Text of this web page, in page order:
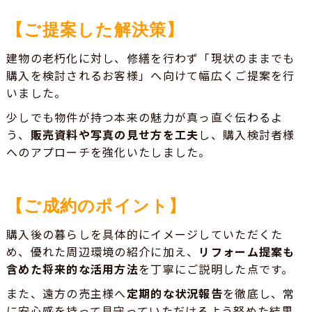
【ご提案した解決策】
建物の老朽化に対し、修繕を行わず「現状のままでも
購入を検討されるお客様」へ向けて幅広くご提案を行
いました。
少しでも物件が持つ本来の魅力が真っ直ぐ伝わるよ
う、 販売資料や写真の見せ方を工夫し、購入検討者様
へのアプローチを強化いたしました。
【ご成約のポイント】
購入後の暮らしを具体的にイメージしていただくた
め、優れた周辺環境の紹介に加え、 リフォーム提案も
含めた将来的な活用方法を丁寧にご説明した点です。
また、遠方の売主様へ定期的な状況報告を徹底し、常